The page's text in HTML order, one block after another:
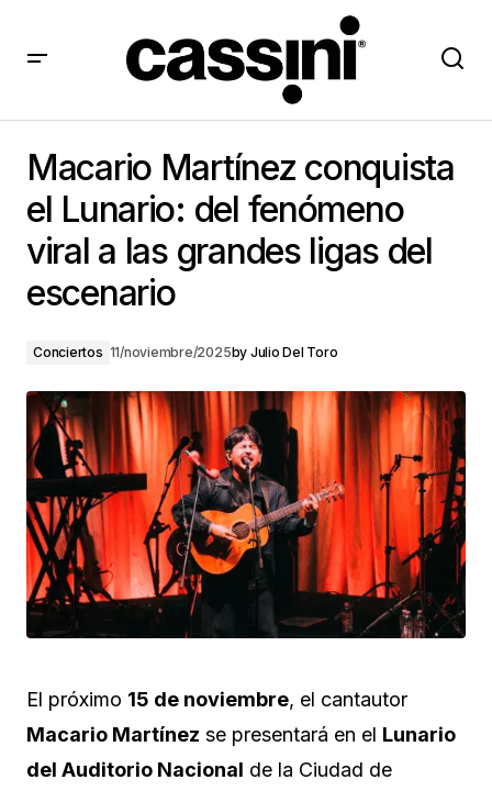
viral a las grandes ligas del escenario
Macario Martínez conquista
el Lunario: del fenómeno
viral a las grandes ligas del
escenario
Conciertos 11/noviembre/2025by Julio Del Toro
El próximo 15 de noviembre, el cantautor
Macario Martínez se presentará en el Lunario
del Auditorio Nacional de la Ciudad de